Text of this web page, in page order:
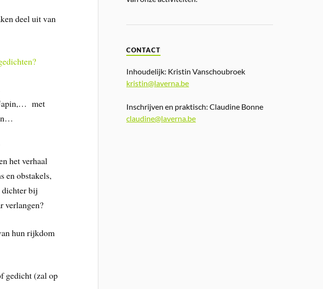
deel uit van
Japin,… met
het verhaal
en obstakels,
dichter bij
verlangen?
hun rijkdom
gedicht (zal op
CONTACT
Inhoudelijk: Kristin Vanschoubroek
kristin@laverna.be
Inschrijven en praktisch: Claudine Bonne
claudine@laverna.be